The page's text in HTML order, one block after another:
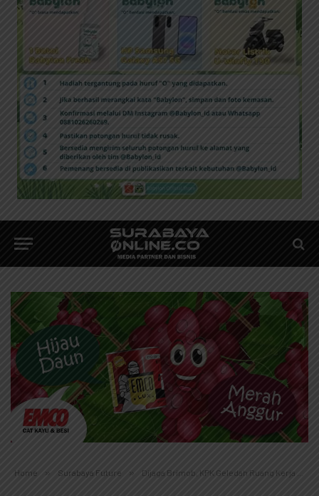
Home » Surabaya Future » Dijaga Brimob, KPK Geledah Ruang Kerja Kepala Kemenag Gresik